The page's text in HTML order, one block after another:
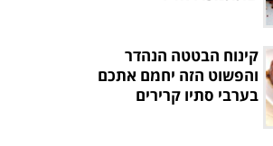
קינוח הבטטה הנהדר
והפשוט הזה יחמם אתכם
בערבי סתיו קרירים